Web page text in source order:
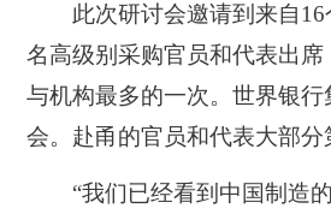
此次研讨会邀请到来自16
名高级别采购官员和代表出
与机构最多的一次。世界银
会。赴甬的官员和代表大部分
“我们已经看到中国制造的